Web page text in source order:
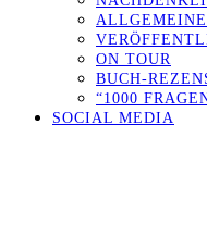
ON TOUR
BUCH-
“1000
SOCIAL MEDIA